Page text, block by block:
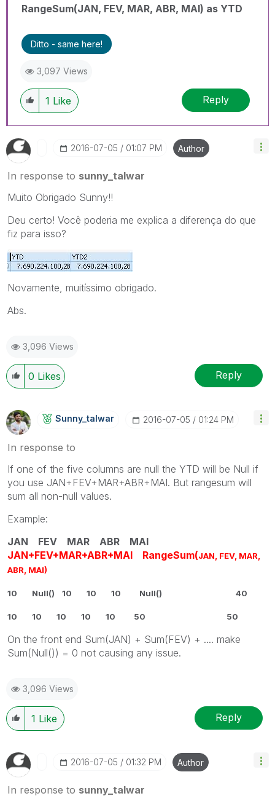
RangeSum(JAN, FEV, MAR, ABR, MAI) as YTD
Ditto - same here!
3,097 Views
1 Like Reply
‎2016-07-05 01:07 PM Author
In response to sunny_talwar
Muito Obrigado Sunny!!
Deu certo! Você poderia me explica a diferença do que
fiz para isso?
Novamente, muitíssimo obrigado.
Abs.
3,096 Views
0 Likes Reply
Sunny_talwar ‎2016-07-05 01:24 PM
In response to
If one of the five columns are null the YTD will be Null if
you use JAN+FEV+MAR+ABR+MAI. But rangesum will
sum all non-null values.
Example:
JAN FEV MAR ABR MAI
JAN+FEV+MAR+ABR+MAI
RangeSum(JAN, FEV, MAR,
ABR, MAI)
10 Null() 10 10 10 Null() 40
10 10 10 10 10 50 50
On the front end Sum(JAN) + Sum(FEV) + .... make
Sum(Null()) = 0 not causing any issue.
3,096 Views
1 Like Reply
‎2016-07-05 01:32 PM Author
In response to sunny_talwar